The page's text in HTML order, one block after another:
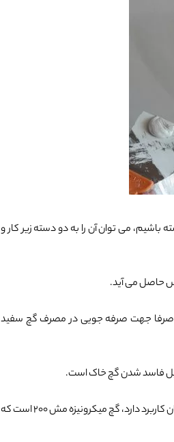
می توان آن را به دو دسته زیر کار و
حاصل می آید.
جهت صرفه جویی در مصرف گچ سفید
فاسد شدن گچ خاک است.
گچ روکار فاقد افزودنی که به صورت گسترده در صنعت ساختمان کاربرد دارد، گچ میکرونیزه مش ۲۰۰ است که